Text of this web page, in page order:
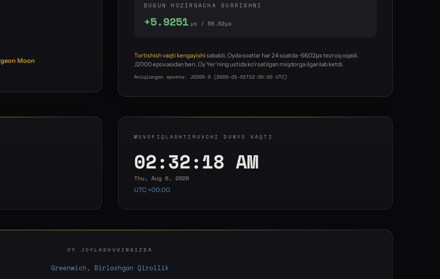
Moon
BUGUN HOZIRGACHA SURRISHNI
+5.9257 µs / 56.02µs
Tortishish vaqti kengayishi sababli, Oyda soatlar har 24 soatda ~56.02µs tezroq oqadi.
J2000 epoxasidan beri, Oy Yer'ning ustida ko'rsatilgan miqdorga ilgarilab ketdi.
Aniqlangan epokha: J2000.0 (2000-01-01T12:00:00 UTC)
MUVOFIQLASHTIRUVCHI DUNYO VAQTI
02:32:19 AM
Thu, Aug 6, 2026
UTC +00:00
OY JOYLASHUVINGIZDA
Greenwich, Birlashgan Qirollik